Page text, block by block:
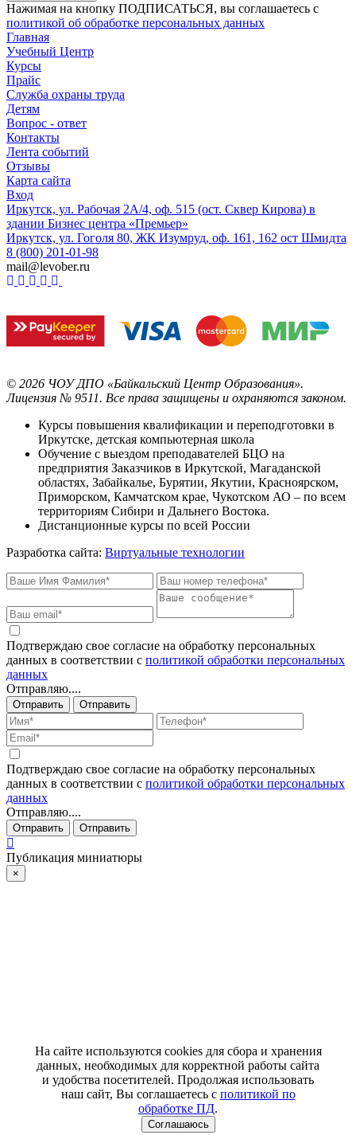
Нажимая на кнопку ПОДПИСАТЬСЯ, вы соглашаетесь с
политикой об обработке персональных данных
Главная
Учебный Центр
Курсы
Прайс
Служба охраны труда
Детям
Вопрос - ответ
Контакты
Лента событий
Отзывы
Карта сайта
Вход
Иркутск, ул. Рабочая 2А/4, оф. 515 (ост. Сквер Кирова) в
здании Бизнес центра «Премьер»
Иркутск, ул. Гоголя 80, ЖК Изумруд, оф. 161, 162 ост Шмидта
8 (800) 201-01-98
mail@levober.ru
© 2026 ЧОУ ДПО «Байкальский Центр Образования».
Лицензия № 9511. Все права защищены и охраняются законом.
Курсы повышения квалификации и переподготовки в
Иркутске, детская компьютерная школа
Обучение с выездом преподавателей БЦО на
предприятия Заказчиков в Иркутской, Магаданской
областях, Забайкалье, Бурятии, Якутии, Красноярском,
Приморском, Камчатском крае, Чукотском АО – по всем
территориям Сибири и Дальнего Востока.
Дистанционные курсы по всей России
Разработка сайта: Виртуальные технологии
Подтверждаю свое согласие на обработку персональных
данных в соответствии с политикой обработки персональных
данных
Отправляю....
Отправить Отправить
Подтверждаю свое согласие на обработку персональных
данных в соответствии с политикой обработки персональных
данных
Отправляю....
Отправить Отправить
Публикация миниатюры
×
На сайте используются cookies для сбора и хранения
данных, необходимых для корректной работы сайта
и удобства посетителей. Продолжая использовать
наш сайт, Вы соглашаетесь с политикой по
обработке ПД.
Соглашаюсь